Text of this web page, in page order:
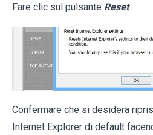
Fare clic sul pulsante Reset .
Confermare che si desidera
Internet Explorer di default